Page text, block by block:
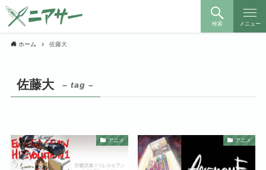
検索 メニュー
ホーム 佐藤大
佐藤大 – tag –
アニメ アニメ